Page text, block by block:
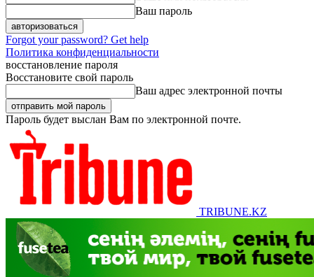
Ваш пароль
Forgot your password? Get help
Политика конфиденциальности
восстановление пароля
Восстановите свой пароль
Ваш адрес электронной почты
Пароль будет выслан Вам по электронной почте.
TRIBUNE.KZ